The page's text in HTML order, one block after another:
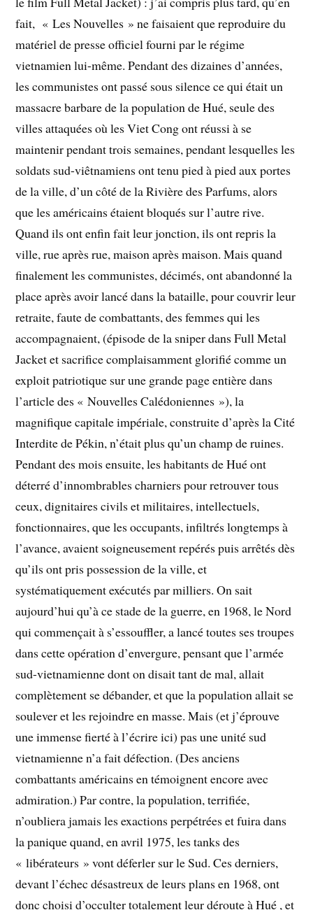
fait, « Les Nouvelles » ne faisaient que reproduire du
matériel de presse officiel fourni par le régime
vietnamien lui-même. Pendant des dizaines d’années,
les communistes ont passé sous silence ce qui était un
massacre barbare de la population de Hué, seule des
villes attaquées où les Viet Cong ont réussi à se
maintenir pendant trois semaines, pendant lesquelles les
soldats sud-viêtnamiens ont tenu pied à pied aux portes
de la ville, d’un côté de la Rivière des Parfums, alors
que les américains étaient bloqués sur l’autre rive.
Quand ils ont enfin fait leur jonction, ils ont repris la
ville, rue après rue, maison après maison. Mais quand
finalement les communistes, décimés, ont abandonné la
place après avoir lancé dans la bataille, pour couvrir leur
retraite, faute de combattants, des femmes qui les
accompagnaient, (épisode de la sniper dans Full Metal
Jacket et sacrifice complaisamment glorifié comme un
exploit patriotique sur une grande page entière dans
l’article des « Nouvelles Calédoniennes »), la
magnifique capitale impériale, construite d’après la Cité
Interdite de Pékin, n’était plus qu’un champ de ruines.
Pendant des mois ensuite, les habitants de Hué ont
déterré d’innombrables charniers pour retrouver tous
ceux, dignitaires civils et militaires, intellectuels,
fonctionnaires, que les occupants, infiltrés longtemps à
l’avance, avaient soigneusement repérés puis arrêtés dès
qu’ils ont pris possession de la ville, et
systématiquement exécutés par milliers. On sait
aujourd’hui qu’à ce stade de la guerre, en 1968, le Nord
qui commençait à s’essouffler, a lancé toutes ses troupes
dans cette opération d’envergure, pensant que l’armée
sud-vietnamienne dont on disait tant de mal, allait
complètement se débander, et que la population allait se
soulever et les rejoindre en masse. Mais (et j’éprouve
une immense fierté à l’écrire ici) pas une unité sud
vietnamienne n’a fait défection. (Des anciens
combattants américains en témoignent encore avec
admiration.) Par contre, la population, terrifiée,
n’oubliera jamais les exactions perpétrées et fuira dans
la panique quand, en avril 1975, les tanks des
« libérateurs » vont déferler sur le Sud. Ces derniers,
devant l’échec désastreux de leurs plans en 1968, ont
donc choisi d’occulter totalement leur déroute à Hué , et